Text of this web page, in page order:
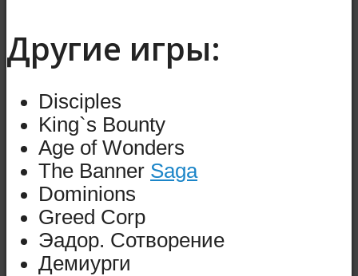
Другие игры:
Disciples
King`s Bounty
Age of Wonders
The Banner Saga
Dominions
Greed Corp
Эадор. Сотворение
Демиурги